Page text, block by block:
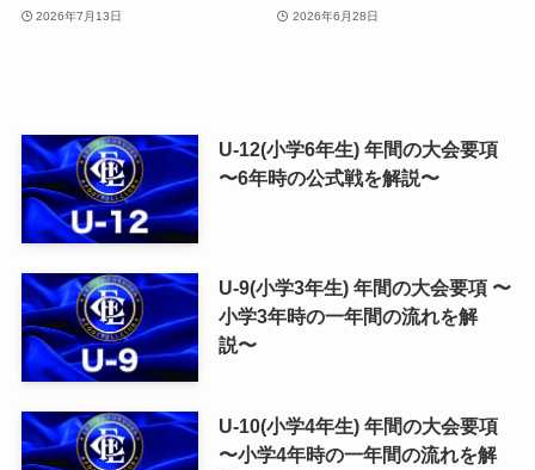
2026年7月13日 2026年6月28日
U-12(小学6年生) 年間の大会要項
〜6年時の公式戦を解説〜
U-9(小学3年生) 年間の大会要項 〜
小学3年時の一年間の流れを解
説〜
U-10(小学4年生) 年間の大会要項
〜小学4年時の一年間の流れを解